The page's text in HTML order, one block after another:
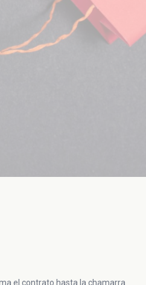
el contrato hasta la chamarra